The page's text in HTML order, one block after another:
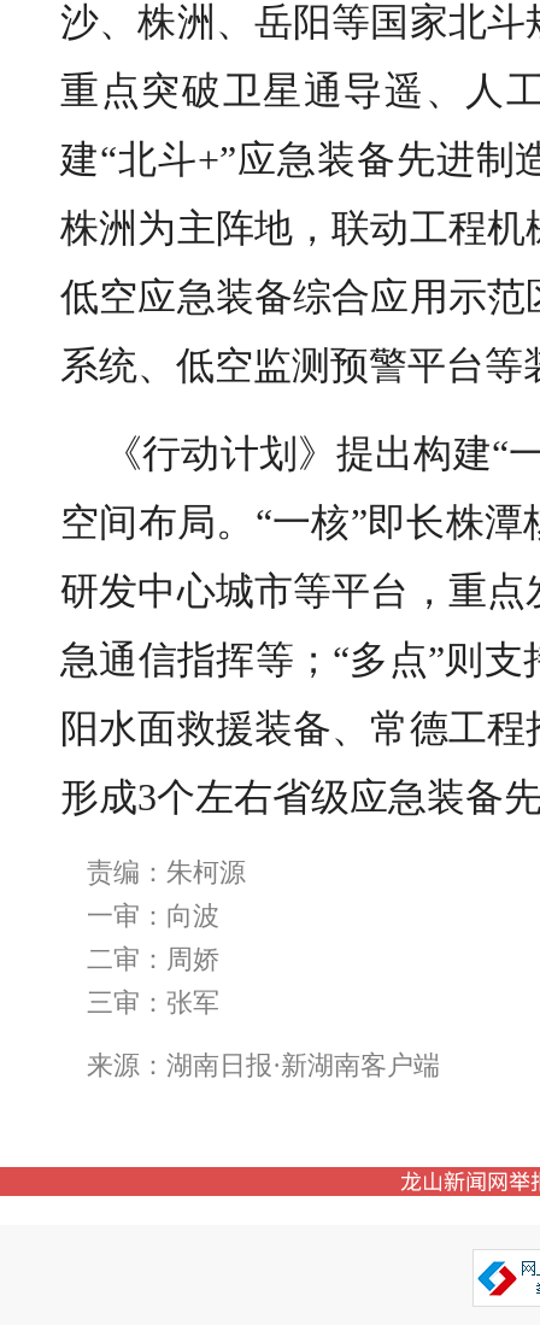
沙、株洲、岳阳等国家北
重点突破卫星通导遥、人
建“北斗+”应急装备先进制
株洲为主阵地，联动工程
低空应急装备综合应用示
系统、低空监测预警平台等
《行动计划》提出构建“
空间布局。“一核”即长株
研发中心城市等平台，重
急通信指挥等；“多点”则
阳水面救援装备、常德工
形成3个左右省级应急装备
责编：朱柯源
一审：向波
二审：周娇
三审：张军
来源：湖南日报·新湖南客户端